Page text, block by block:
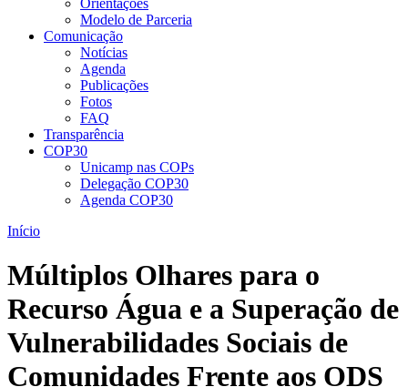
Orientações
Modelo de Parceria
Comunicação
Notícias
Agenda
Publicações
Fotos
FAQ
Transparência
COP30
Unicamp nas COPs
Delegação COP30
Agenda COP30
Início
Múltiplos Olhares para o
Recurso Água e a Superação de
Vulnerabilidades Sociais de
Comunidades Frente aos ODS